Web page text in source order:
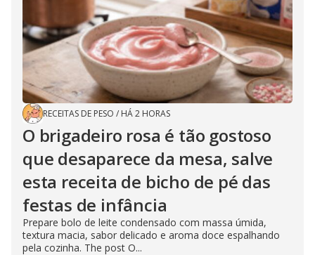
RECEITAS DE PESO / HÁ 2 HORAS
O brigadeiro rosa é tão gostoso
que desaparece da mesa, salve
esta receita de bicho de pé das
festas de infância
Prepare bolo de leite condensado com massa úmida,
textura macia, sabor delicado e aroma doce espalhando
pela cozinha. The post O...